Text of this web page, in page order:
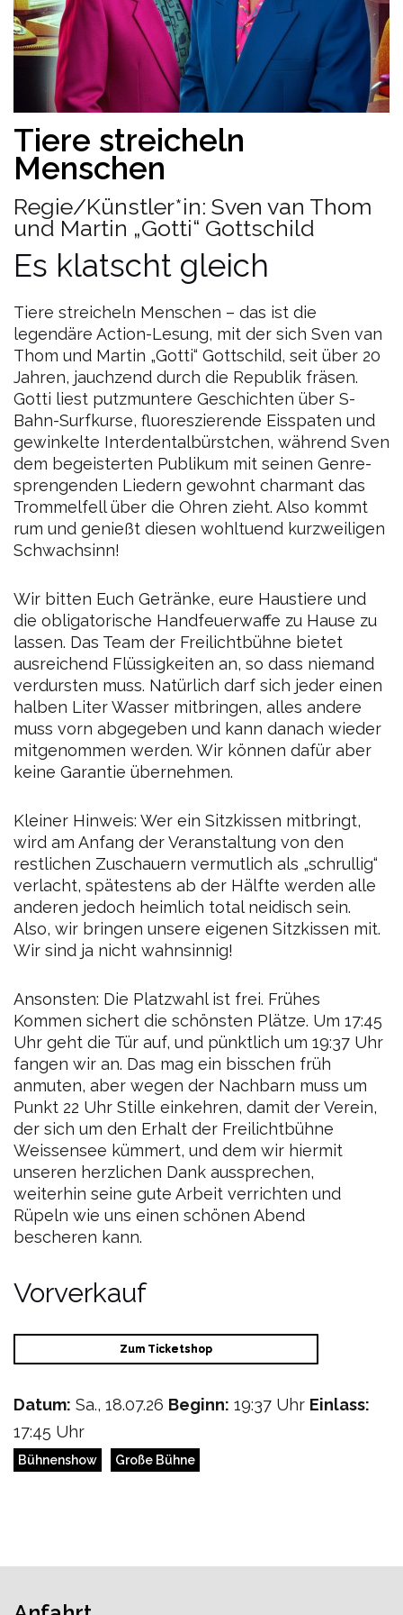
Tiere streicheln
Menschen
Regie/Künstler*in: Sven van Thom
und Martin „Gotti“ Gottschild
Es klatscht gleich
Tiere streicheln Menschen – das ist die
legendäre Action-Lesung, mit der sich Sven van
Thom und Martin „Gotti“ Gottschild, seit über 20
Jahren, jauchzend durch die Republik fräsen.
Gotti liest putzmuntere Geschichten über S-
Bahn-Surfkurse, fluoreszierende Eisspaten und
gewinkelte Interdentalbürstchen, während Sven
dem begeisterten Publikum mit seinen Genre-
sprengenden Liedern gewohnt charmant das
Trommelfell über die Ohren zieht. Also kommt
rum und genießt diesen wohltuend kurzweiligen
Schwachsinn!
Wir bitten Euch Getränke, eure Haustiere und
die obligatorische Handfeuerwaffe zu Hause zu
lassen. Das Team der Freilichtbühne bietet
ausreichend Flüssigkeiten an, so dass niemand
verdursten muss. Natürlich darf sich jeder einen
halben Liter Wasser mitbringen, alles andere
muss vorn abgegeben und kann danach wieder
mitgenommen werden. Wir können dafür aber
keine Garantie übernehmen.
Kleiner Hinweis: Wer ein Sitzkissen mitbringt,
wird am Anfang der Veranstaltung von den
restlichen Zuschauern vermutlich als „schrullig“
verlacht, spätestens ab der Hälfte werden alle
anderen jedoch heimlich total neidisch sein.
Also, wir bringen unsere eigenen Sitzkissen mit.
Wir sind ja nicht wahnsinnig!
Ansonsten: Die Platzwahl ist frei. Frühes
Kommen sichert die schönsten Plätze. Um 17:45
Uhr geht die Tür auf, und pünktlich um 19:37 Uhr
fangen wir an. Das mag ein bisschen früh
anmuten, aber wegen der Nachbarn muss um
Punkt 22 Uhr Stille einkehren, damit der Verein,
der sich um den Erhalt der Freilichtbühne
Weissensee kümmert, und dem wir hiermit
unseren herzlichen Dank aussprechen,
weiterhin seine gute Arbeit verrichten und
Rüpeln wie uns einen schönen Abend
bescheren kann.
Vorverkauf
Zum Ticketshop
Datum: Sa., 18.07.26 Beginn: 19:37 Uhr Einlass:
17:45 Uhr
Bühnenshow Große Bühne